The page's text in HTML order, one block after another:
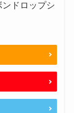
ンドロップシ